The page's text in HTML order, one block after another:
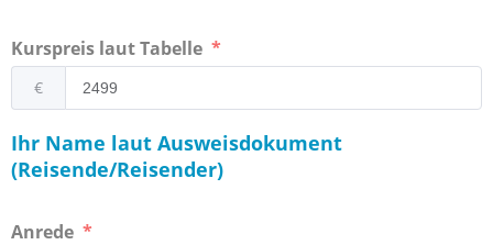
Kurspreis laut Tabelle
€
Ihr Name laut Ausweisdokument
(Reisende/Reisender)
Anrede